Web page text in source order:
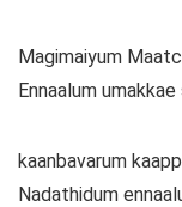
Magimaiyum
Ennaalum
kaanbavarum
Nadathidum